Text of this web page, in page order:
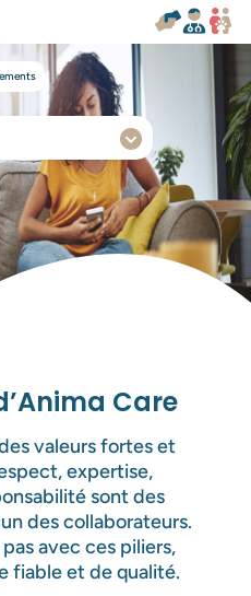
Care
valeurs fortes et
expertise,
sont des
des collaborateurs.
avec ces piliers,
fiable et de qualité.